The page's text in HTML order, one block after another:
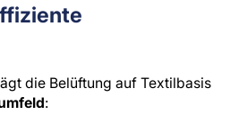
die Belüftung auf Textilbasis
: